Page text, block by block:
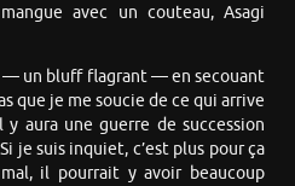
avec un couteau, Asagi
— un bluff flagrant — en secouant
que je me soucie de ce qui arrive
aura une guerre de succession
je suis inquiet, c’est plus pour ça
il pourrait y avoir beaucoup